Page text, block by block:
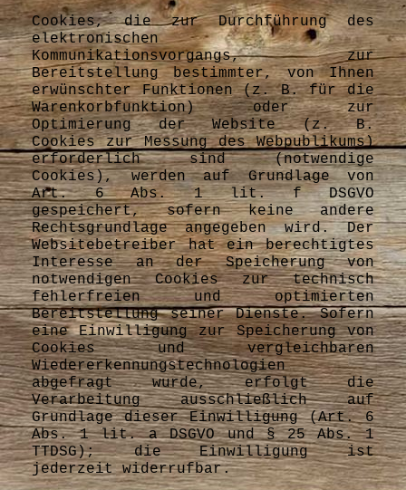
Cookies, die zur Durchführung des
elektronischen
Kommunikationsvorgangs, zur
Bereitstellung bestimmter, von Ihnen
erwünschter Funktionen (z. B. für die
Warenkorbfunktion) oder zur
Optimierung der Website (z. B.
Cookies zur Messung des Webpublikums)
erforderlich sind (notwendige
Cookies), werden auf Grundlage von
Art. 6 Abs. 1 lit. f DSGVO
gespeichert, sofern keine andere
Rechtsgrundlage angegeben wird. Der
Websitebetreiber hat ein berechtigtes
Interesse an der Speicherung von
notwendigen Cookies zur technisch
fehlerfreien und optimierten
Bereitstellung seiner Dienste. Sofern
eine Einwilligung zur Speicherung von
Cookies und vergleichbaren
Wiedererkennungstechnologien
abgefragt wurde, erfolgt die
Verarbeitung ausschließlich auf
Grundlage dieser Einwilligung (Art. 6
Abs. 1 lit. a DSGVO und § 25 Abs. 1
TTDSG); die Einwilligung ist
jederzeit widerrufbar.